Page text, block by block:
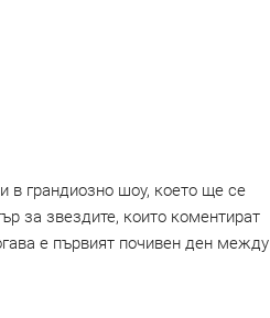
в грандиозно шоу, което ще се
за звездите, които коментират
е първият почивен ден между